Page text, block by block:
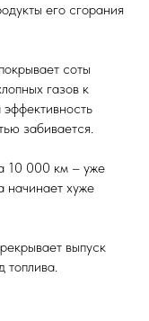
его сгорания
соты
газов к
забивается.
10 000 км – уже
начинает хуже
выпуск
топлива.